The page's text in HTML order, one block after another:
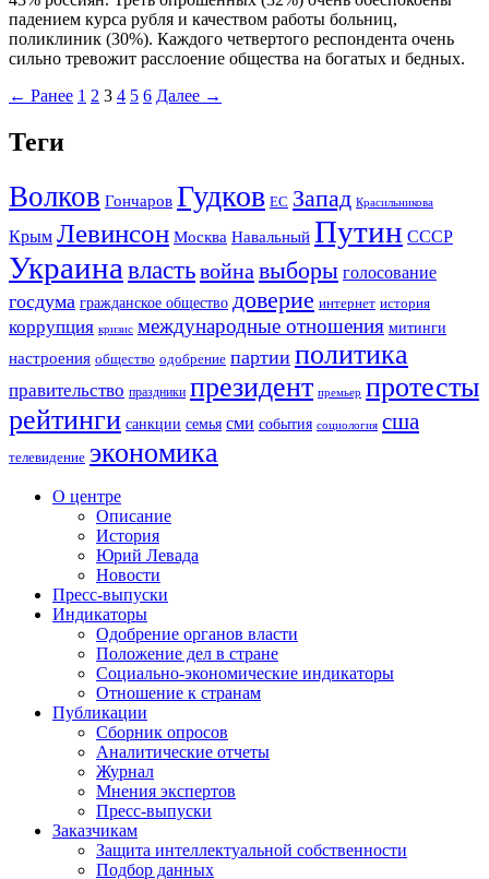
падением курса рубля и качеством работы больниц,
поликлиник (30%). Каждого четвертого респондента очень
сильно тревожит расслоение общества на богатых и бедных.
← Ранее 1 2 3 4 5 6 Далее →
Теги
Волков Гончаров Гудков ЕС Запад Красильникова
Крым Левинсон Москва Навальный Путин СССР
Украина властьвойна выборы голосование
госдума гражданское общество доверие интернет история
коррупция кризис международные отношения митинги
настроения общество одобрение партии политика
правительство праздники президент премьер протесты
рейтинги санкции семья сми события социология сша
телевидение экономика
О центре
Описание
История
Юрий Левада
Новости
Пресс-выпуски
Индикаторы
Одобрение органов власти
Положение дел в стране
Социально-экономические индикаторы
Отношение к странам
Публикации
Сборник опросов
Аналитические отчеты
Журнал
Мнения экспертов
Пресс-выпуски
Заказчикам
Защита интеллектуальной собственности
Подбор данных